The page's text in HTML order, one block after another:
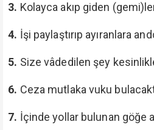
3. Kolayca akıp giden
4. İşi paylaştırıp ayıranlara
5. Size vâdedilen şey
6. Ceza mutlaka vuku
7. İçinde yollar bulunan göğe